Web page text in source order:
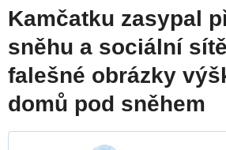
Kamčatku zasypal
sněhu a sociální
falešné obrázky
domů pod sněhem